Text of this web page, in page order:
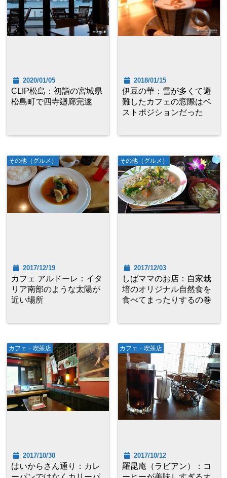
2020/01/05
CLIP松島：初詣の宮城県
松島町で四寺廻廊完遂
2018/01/15
伊豆の華：雪が多くて避
難したカフェの窓際はベ
ストポジションだった
その他（グルメ）
2017/12/19
カフェ アルドーレ：イタ
リア南部のような太陽が
近い場所
その他（グルメ）
2017/12/03
しばママのお店：自家栽
培のオリジナル自然食を
食べてまったりするの巻
カフェ・喫茶店
2017/10/30
はいからさん通り：カレ
カフェ・喫茶店
2017/10/12
羅昆庵（ラビアン）：コ